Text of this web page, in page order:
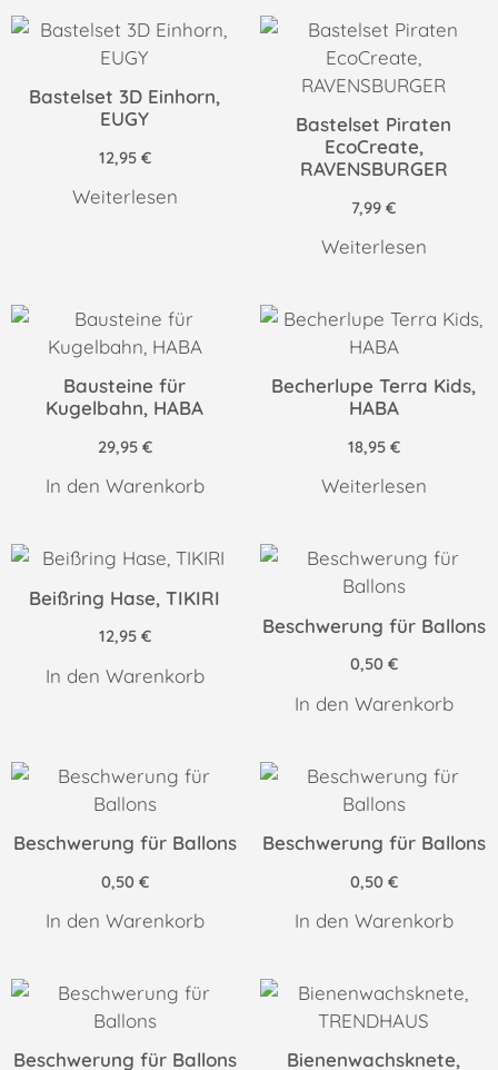
Bastelset 3D Einhorn,
EUGY
12,95 €
Weiterlesen
Bastelset Piraten
EcoCreate,
RAVENSBURGER
7,99 €
Weiterlesen
Bausteine für
Kugelbahn, HABA
29,95 €
In den Warenkorb
Becherlupe Terra Kids,
HABA
18,95 €
Weiterlesen
Beißring Hase, TIKIRI
12,95 €
In den Warenkorb
Beschwerung für Ballons
0,50 €
In den Warenkorb
Beschwerung für Ballons
0,50 €
In den Warenkorb
Beschwerung für Ballons
0,50 €
In den Warenkorb
Beschwerung für Ballons Bienenwachsknete,